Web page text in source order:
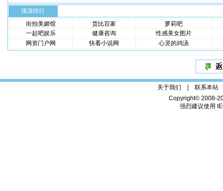
顶顶排行
街拍美媚馆
货比百家
萝莉吧
一起吧娱乐
健康咨询
性感美女图片
网资门户网
快看小说网 心灵的鸡汤
关于我们 | 联系本站
Copyright© 2008-
强烈建议使用